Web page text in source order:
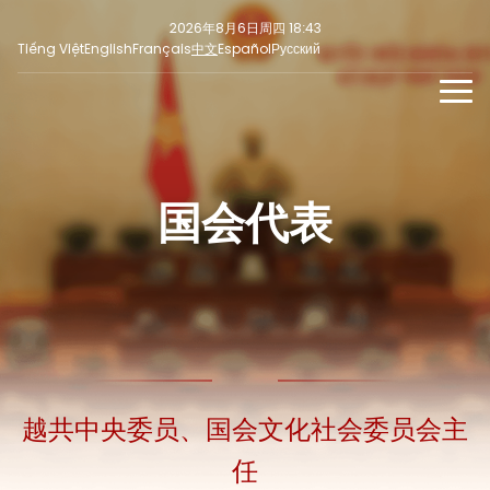
2026年8月6日周四 18:43
Tiếng ViệtEnglishFrançais中文EspañolРусский
最新
焦点
意见
社交新闻
新闻稿
国会代表
越共中央委员、国会文化社会委员会主
任